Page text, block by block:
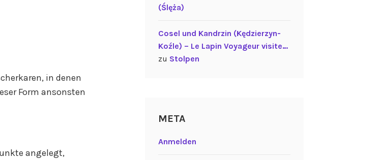
in denen
Form ansonsten
angelegt,
(Ślęża)
Cosel und Kandrzin (Kędzierzyn-
Koźle) – Le Lapin Voyageur visite…
zu Stolpen
META
Anmelden